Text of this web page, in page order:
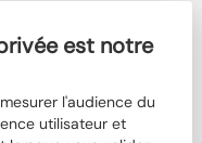
est notre
l'audience du
utilisateur et
?